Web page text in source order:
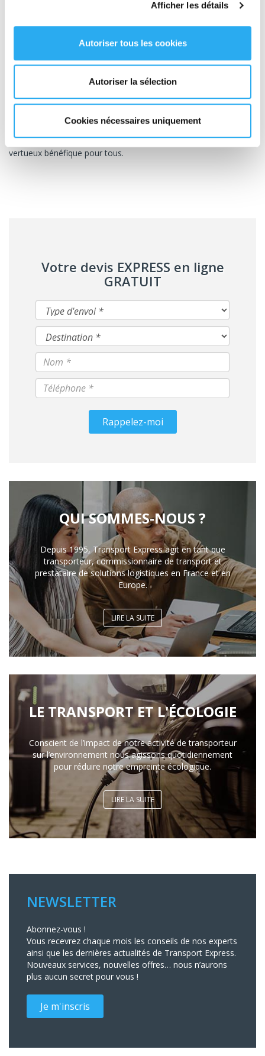
Afficher les détails
Autoriser tous les cookies
Autoriser la sélection
Cookies nécessaires uniquement
et peut permettre d'éviter
Enfin, la législation française fixe des mesures pour gérer
santé humaine. Lalogistique inversedoit prendre en compte
cette réglementation dans son organisation.
les entreprises peuvent non seulement contribuer à la
protection de l'environnement, mais également réaliser des
bénéfices significatifs. Cela passe par une meilleure gestion des
ressources et une réduction des déchets, créant ainsi un cercle
vertueux bénéfique pour tous.
Votre devis EXPRESS en ligne
GRATUIT
Rappelez-moi
QUI SOMMES-NOUS ?
Depuis 1995, Transport Express agit en tant que
transporteur, commissionnaire de transport et
prestataire de solutions logistiques en France et en
Europe.
LIRE LA SUITE
LE TRANSPORT ET L'ÉCOLOGIE
Conscient de l’impact de notre activité de transporteur
sur l’environnement nous agissons quotidiennement
pour réduire notre empreinte écologique.
LIRE LA SUITE
NEWSLETTER
Abonnez-vous !
Vous recevrez chaque mois les conseils de nos experts
ainsi que les dernières actualités de Transport Express.
Nouveaux services, nouvelles offres… nous n’aurons
plus aucun secret pour vous !
Je m'inscris